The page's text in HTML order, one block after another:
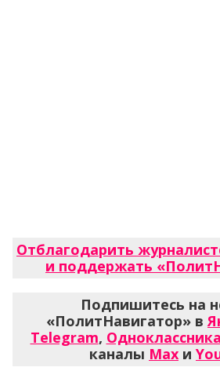
Отблагодарить
и поддержать
Подпишитесь на
«ПолитНавигатор» в
Telegram,
каналы Max и